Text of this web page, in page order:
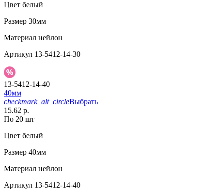
Цвет белый
Размер 30мм
Материал нейлон
Артикул 13-5412-14-30
13-5412-14-40
40мм
checkmark_alt_circleВыбрать
15.62 р.
По 20 шт
Цвет белый
Размер 40мм
Материал нейлон
Артикул 13-5412-14-40